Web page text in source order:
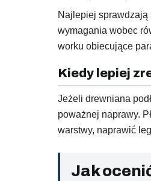
Najlepiej sprawdzają
wymagania wobec
worku obiecujące
Kiedy lepiej
Jeżeli drewniana
poważnej naprawy.
warstwy, naprawić
Jak